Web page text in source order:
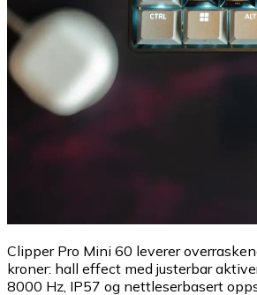
Clipper Pro Mini 60 leverer
kroner: hall effect med justerbar
8000 Hz, IP57 og nettleserbasert